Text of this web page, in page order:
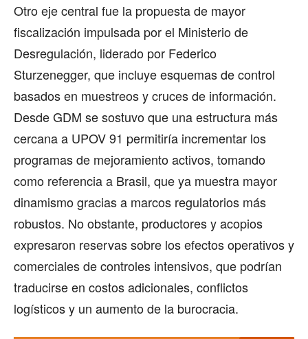
Otro eje central fue la propuesta de mayor
fiscalización impulsada por el Ministerio de
Desregulación, liderado por Federico
Sturzenegger, que incluye esquemas de control
basados en muestreos y cruces de información.
Desde GDM se sostuvo que una estructura más
cercana a UPOV 91 permitiría incrementar los
programas de mejoramiento activos, tomando
como referencia a Brasil, que ya muestra mayor
dinamismo gracias a marcos regulatorios más
robustos. No obstante, productores y acopios
expresaron reservas sobre los efectos operativos y
comerciales de controles intensivos, que podrían
traducirse en costos adicionales, conflictos
logísticos y un aumento de la burocracia.